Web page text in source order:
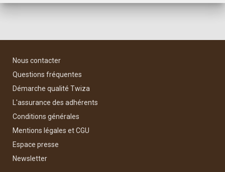
Nous contacter
Questions fréquentes
Démarche qualité Twiza
L'assurance des adhérents
Conditions générales
Mentions légales et CGU
Espace presse
Newsletter